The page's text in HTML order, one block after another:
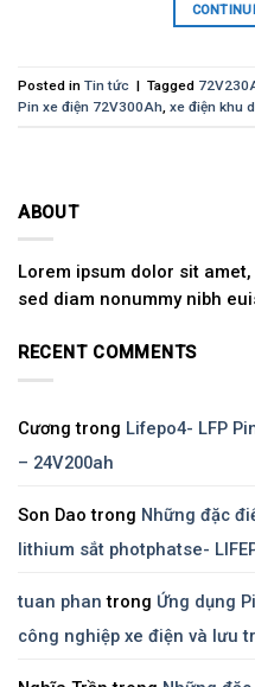
Posted in Tin tức | Tagged
Pin xe điện 72V300Ah xe điện khu
ABOUT
Lorem ipsum dolor sit
sed diam nonummy nibh
RECENT COMMENTS
Cương trong Lifepo4- LFP
– 24V200ah
Son Dao trong Những đặc
lithium sắt photphatse-
tuan phan trong Ứng dụng
công nghiệp xe điện và lưu